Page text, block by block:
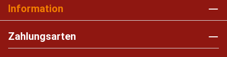
Information
Zahlungsarten